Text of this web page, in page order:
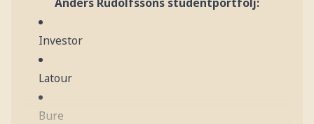
Investor
Latour
Bure